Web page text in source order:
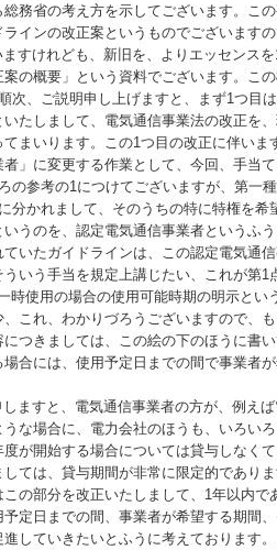
務省の考え方を示してございます。こ
インの改正案というものでございます
すけれども、新旧を、よりエッセンス
の概要」という資料でございます。こ
次、ご説明申し上げますと、まず1つ目
たしまして、電気通信事業法の改正を
まいります。この1つ目の改正に伴い
」に変更する作業として、今回、手当
の参考の1につけてございますが、第一
分かれまして、そのうちの特に特権を
うのを、認定電気通信事業者というふ
いたガイドラインは、この認定電気通
いう手当を規定上講じたい、これが第1
使用の場合の使用可能時期の明示とい
これ、わかりづろうございますので、
つきましては、この絵の下のほうに書
合には、使用予定日までの間で事業者
ますと、電気通信事業者の方が、例え
な場合に、電力会社のほうも、いろい
が開始する場合については貸与しなく
ては、貸与期間が非常に限定的であり
の部分を改正いたしまして、1年以内
定日までの間、事業者が希望する期間
していきたいとふうに考えております